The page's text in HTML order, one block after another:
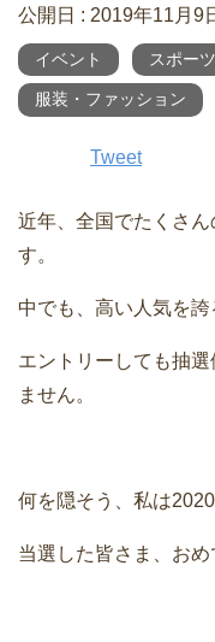
公開日 : 2019年11月9
イベント スポーツ
服装・ファッション
Tweet
近年、全国でたくさ
す。
中でも、高い人気を誇
エントリーしても抽
ません。
何を隠そう、私は
当選した皆さま、おめ